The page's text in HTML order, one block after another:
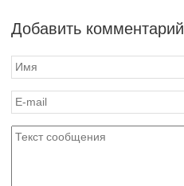
Добавить комментарий